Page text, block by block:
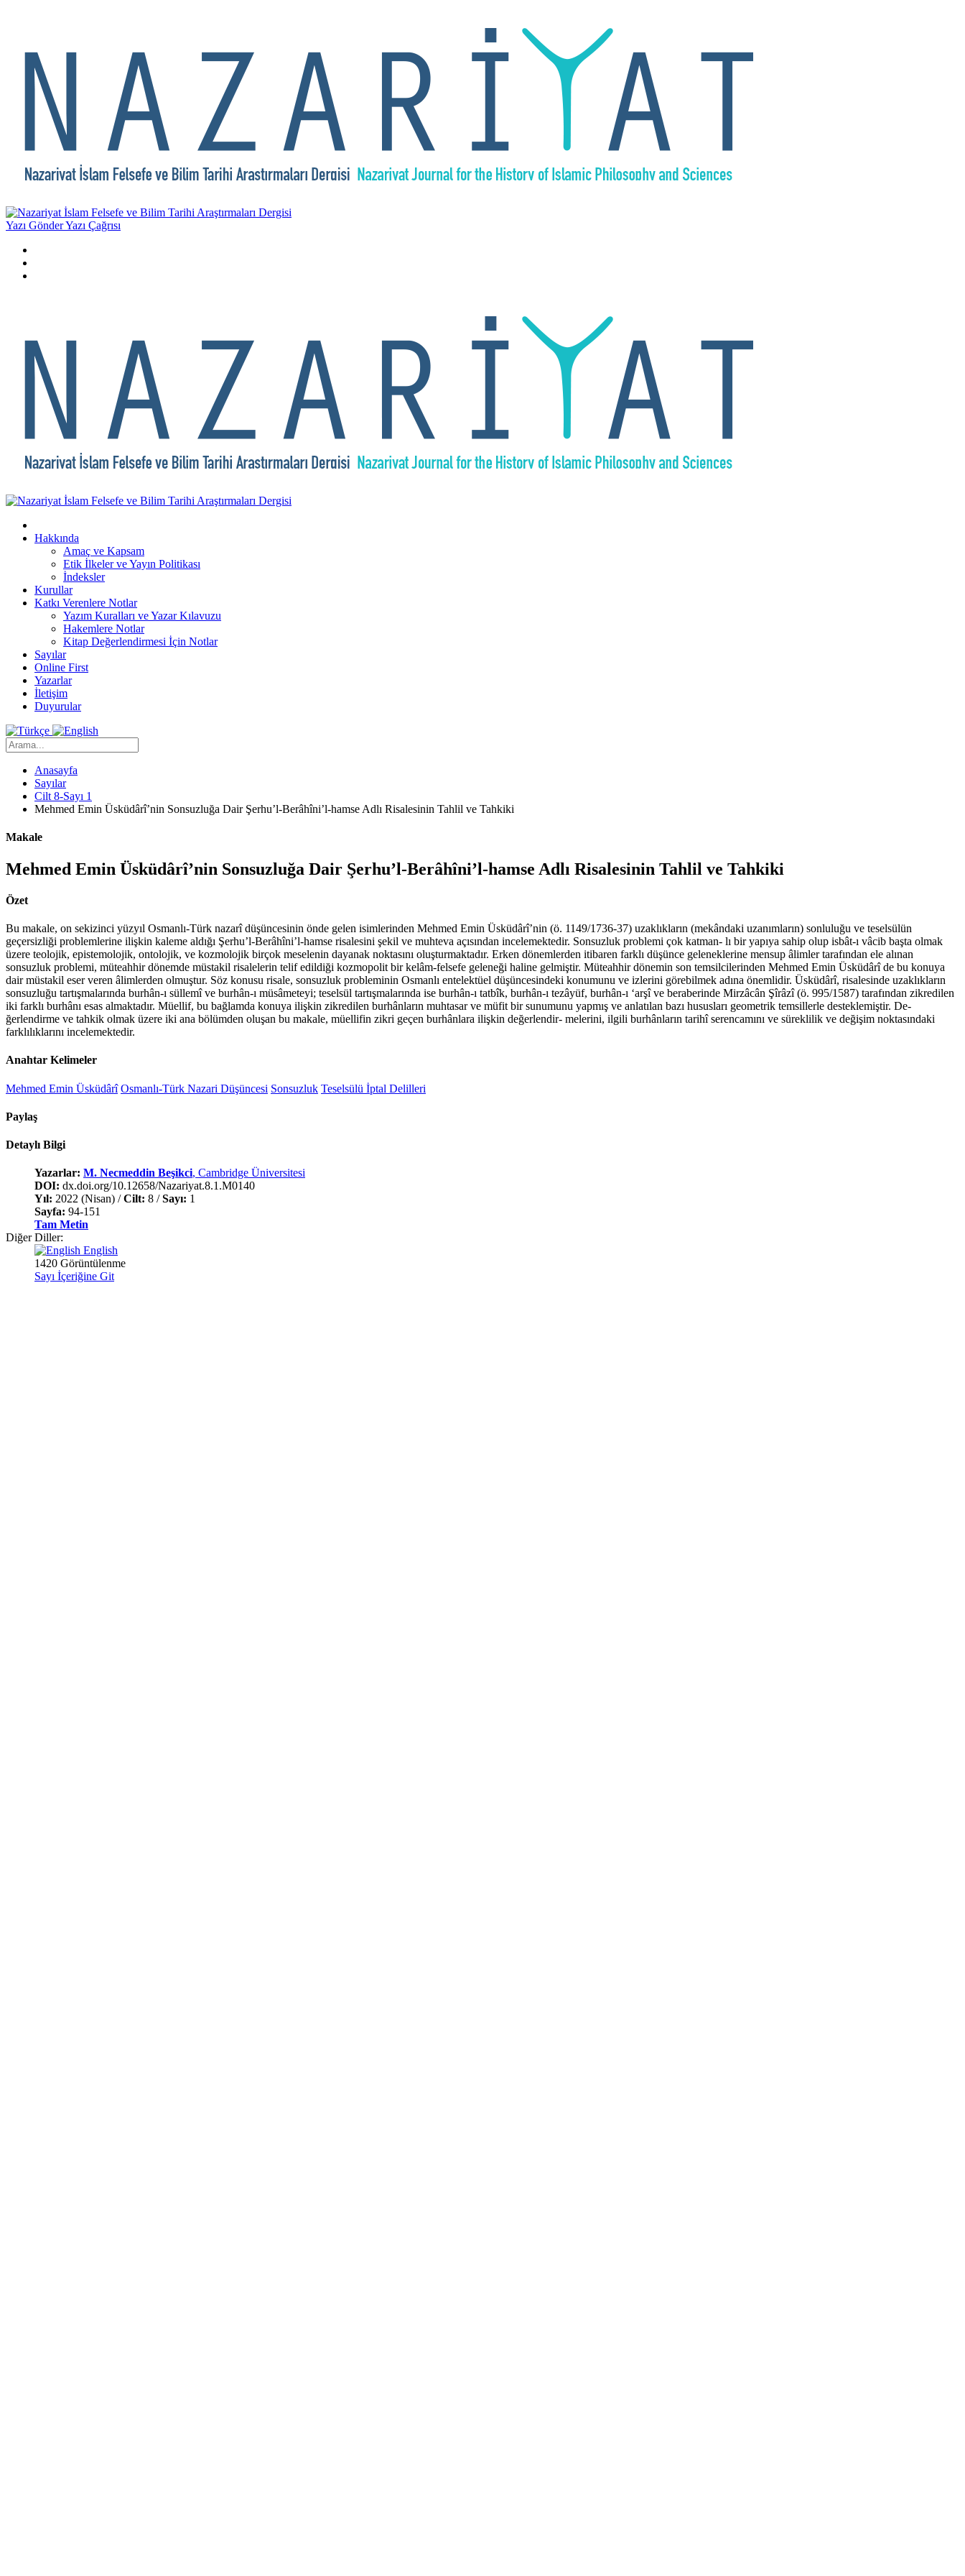
Yazı GönderYazı Çağrısı
Hakkında
Amaç ve Kapsam
Etik İlkeler ve Yayın Politikası
İndeksler
Kurullar
Katkı Verenlere Notlar
Yazım Kuralları ve Yazar Kılavuzu
Hakemlere Notlar
Kitap Değerlendirmesi İçin Notlar
Sayılar
Online First
Yazarlar
İletişim
Duyurular
Anasayfa
Sayılar
Cilt 8-Sayı 1
Mehmed Emin Üsküdârî’nin Sonsuzluğa Dair Şerhu’l-Berâhîni’l-hamse Adlı Risalesinin Tahlil ve Tahkiki
Makale
Mehmed Emin Üsküdârî’nin Sonsuzluğa Dair Şerhu’l-Berâhîni’l-hamse Adlı Risalesinin Tahlil ve Tahkiki
Özet
Bu makale, on sekizinci yüzyıl Osmanlı-Türk nazarî düşüncesinin önde gelen isimlerinden Mehmed Emin Üsküdârî’nin (ö. 1149/1736-37) uzaklıkların (mekândaki uzanımların) sonluluğu ve teselsülün
geçersizliği problemlerine ilişkin kaleme aldığı Şerhu’l-Berâhîni’l-hamse risalesini şekil ve muhteva açısından incelemektedir. Sonsuzluk problemi çok katman- lı bir yapıya sahip olup isbât-ı vâcib başta olmak
üzere teolojik, epistemolojik, ontolojik, ve kozmolojik birçok meselenin dayanak noktasını oluşturmaktadır. Erken dönemlerden itibaren farklı düşünce geleneklerine mensup âlimler tarafından ele alınan
sonsuzluk problemi, müteahhir dönemde müstakil risalelerin telif edildiği kozmopolit bir kelâm-felsefe geleneği haline gelmiştir. Müteahhir dönemin son temsilcilerinden Mehmed Emin Üsküdârî de bu konuya
dair müstakil eser veren âlimlerden olmuştur. Söz konusu risale, sonsuzluk probleminin Osmanlı entelektüel düşüncesindeki konumunu ve izlerini görebilmek adına önemlidir. Üsküdârî, risalesinde uzaklıkların
sonsuzluğu tartışmalarında burhân-ı süllemî ve burhân-ı müsâmeteyi; teselsül tartışmalarında ise burhân-ı tatbîk, burhân-ı tezâyüf, burhân-ı ‘arşî ve beraberinde Mirzâcân Şîrâzî (ö. 995/1587) tarafından zikredilen
iki farklı burhânı esas almaktadır. Müellif, bu bağlamda konuya ilişkin zikredilen burhânların muhtasar ve müfit bir sunumunu yapmış ve anlatılan bazı hususları geometrik temsillerle desteklemiştir. De-
ğerlendirme ve tahkik olmak üzere iki ana bölümden oluşan bu makale, müellifin zikri geçen burhânlara ilişkin değerlendir- melerini, ilgili burhânların tarihî serencamını ve süreklilik ve değişim noktasındaki
farklılıklarını incelemektedir.
Anahtar Kelimeler
Mehmed Emin Üsküdârî Osmanlı-Türk Nazari Düşüncesi Sonsuzluk Teselsülü İptal Delilleri
Paylaş
Detaylı Bilgi
Yazarlar: M. Necmeddin Beşikci, Cambridge Üniversitesi
DOI: dx.doi.org/10.12658/Nazariyat.8.1.M0140
Yıl: 2022 (Nisan) /Cilt: 8 /Sayı: 1
Sayfa: 94-151
Tam Metin
Diğer Diller:
English
1420 Görüntülenme
Sayı İçeriğine Git